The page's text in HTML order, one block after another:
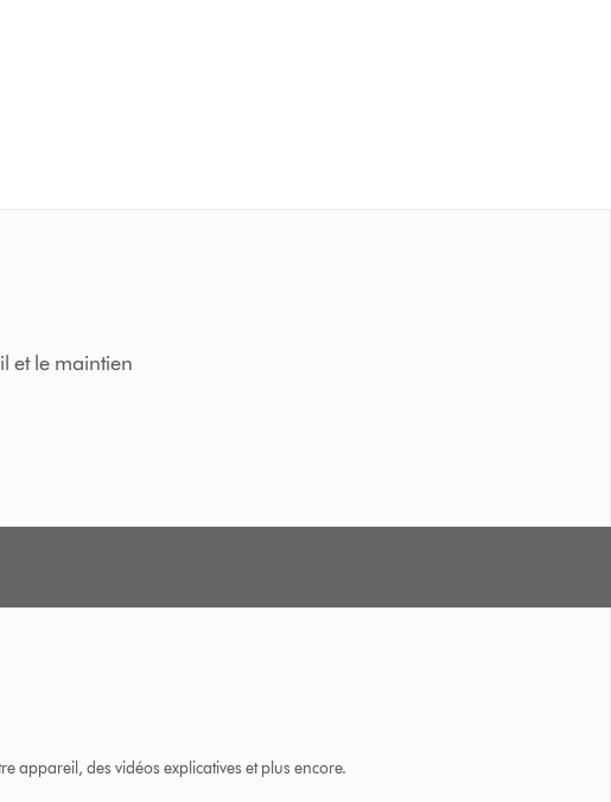
et le maintien
appareil, des vidéos explicatives et plus encore.